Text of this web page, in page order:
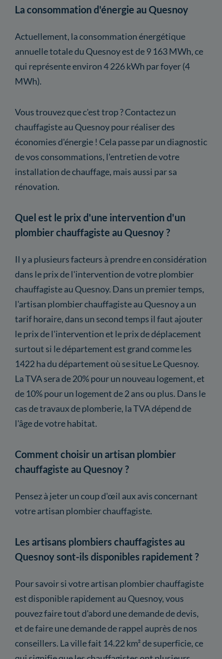
La consommation d'énergie au Quesnoy
Actuellement, la consommation énergétique
annuelle totale du Quesnoy est de 9 163 MWh, ce
qui représente environ 4 226 kWh par foyer (4
MWh).
Vous trouvez que c'est trop ? Contactez un
chauffagiste au Quesnoy pour réaliser des
économies d'énergie ! Cela passe par un diagnostic
de vos consommations, l'entretien de votre
installation de chauffage, mais aussi par sa
rénovation.
Quel est le prix d'une intervention d'un
plombier chauffagiste au Quesnoy ?
Il y a plusieurs facteurs à prendre en considération
dans le prix de l'intervention de votre plombier
chauffagiste au Quesnoy. Dans un premier temps,
l'artisan plombier chauffagiste au Quesnoy a un
tarif horaire, dans un second temps il faut ajouter
le prix de l'intervention et le prix de déplacement
surtout si le département est grand comme les
1422 ha du département où se situe Le Quesnoy.
La TVA sera de 20% pour un nouveau logement, et
de 10% pour un logement de 2 ans ou plus. Dans le
cas de travaux de plomberie, la TVA dépend de
l'âge de votre habitat.
Comment choisir un artisan plombier
chauffagiste au Quesnoy ?
Pensez à jeter un coup d'œil aux avis concernant
votre artisan plombier chauffagiste.
Les artisans plombiers chauffagistes au
Quesnoy sont-ils disponibles rapidement ?
Pour savoir si votre artisan plombier chauffagiste
est disponible rapidement au Quesnoy, vous
pouvez faire tout d'abord une demande de devis,
et de faire une demande de rappel auprès de nos
conseillers. La ville fait 14.22 km² de superficie, ce